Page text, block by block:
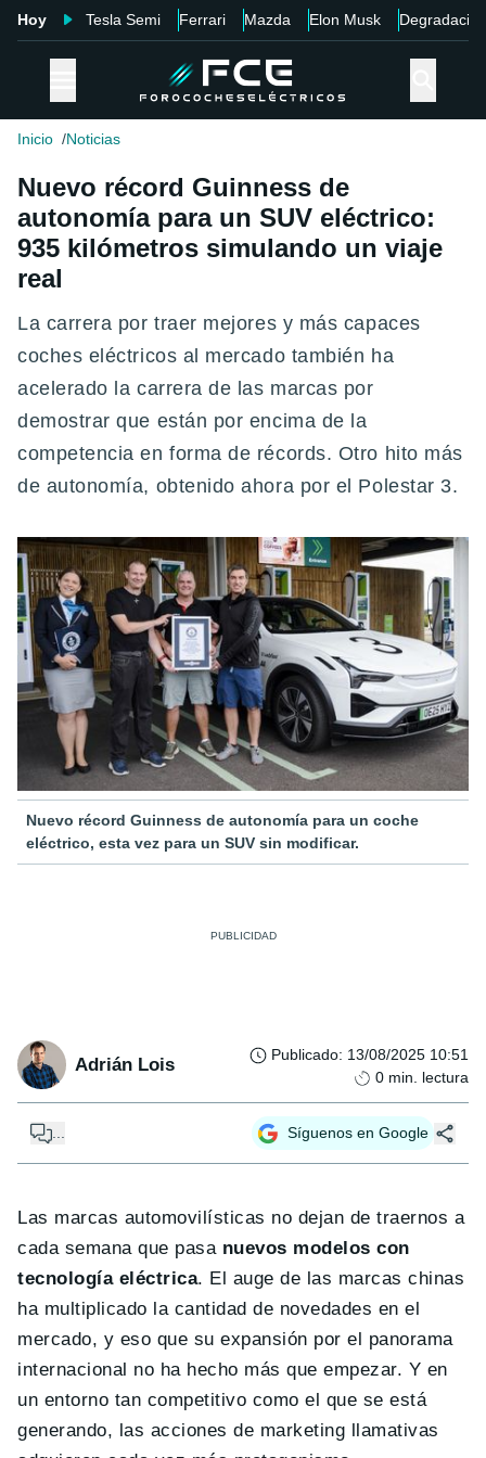
Hoy Tesla Semi Ferrari Mazda Elon Musk Degradación
Inicio Noticias
Nuevo récord Guinness de
autonomía para un SUV eléctrico:
935 kilómetros simulando un viaje
real
La carrera por traer mejores y más capaces
coches eléctricos al mercado también ha
acelerado la carrera de las marcas por
demostrar que están por encima de la
competencia en forma de récords. Otro hito más
de autonomía, obtenido ahora por el Polestar 3.
Nuevo récord Guinness de autonomía para un coche
eléctrico, esta vez para un SUV sin modificar.
Adrián Lois Publicado: 13/08/2025 10:51
0 min. lectura
... Síguenos en Google
Las marcas automovilísticas no dejan de traernos a
cada semana que pasa nuevos modelos con
tecnología eléctrica. El auge de las marcas chinas
ha multiplicado la cantidad de novedades en el
mercado, y eso que su expansión por el panorama
internacional no ha hecho más que empezar. Y en
un entorno tan competitivo como el que se está
generando, las acciones de marketing llamativas